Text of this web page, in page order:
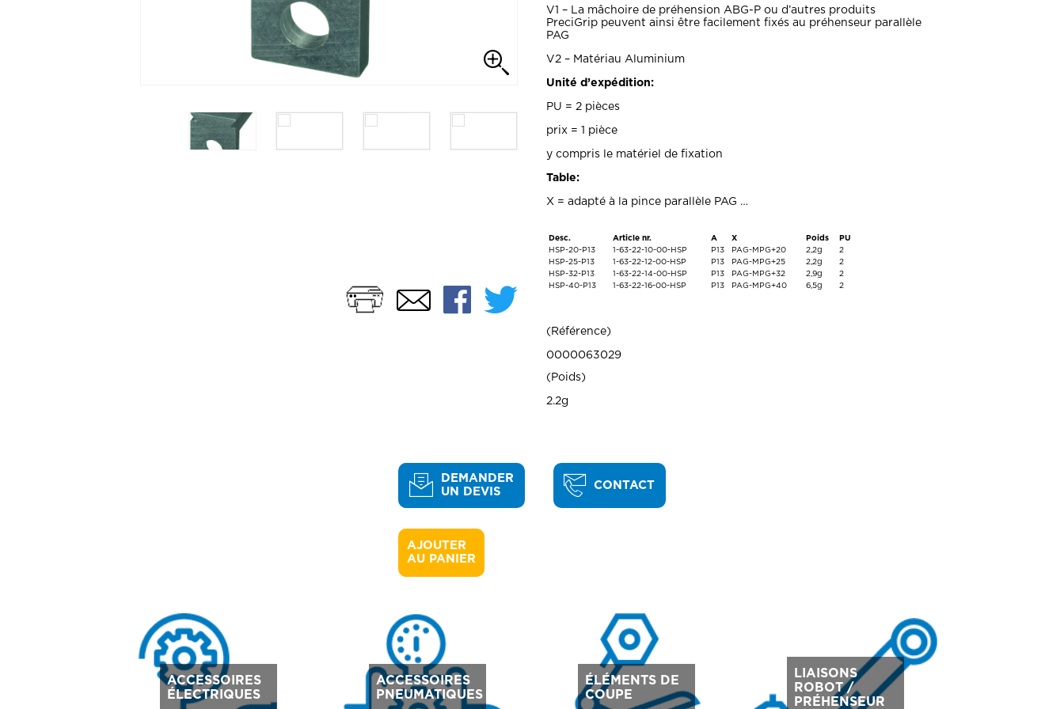
Imprimer
EmailFacebook
Twitter
V1 – La mâchoire de préhension ABG-P ou d’autres produits
PreciGrip peuvent ainsi être facilement fixés au préhenseur parallèle
PAG
V2 – Matériau Aluminium
Unité d’expédition:
PU = 2 pièces
prix = 1 pièce
y compris le matériel de fixation
Table:
X = adapté à la pince parallèle PAG …
Desc. Article nr. A X Poids
PU
HSP-20-P13
1-63-22-10-00-HSP P13 PAG-MPG+20 2,2g
2
HSP-25-P13
1-63-22-12-00-HSP P13 PAG-MPG+25 2,2g
2
HSP-32-P13
1-63-22-14-00-HSP P13 PAG-MPG+32 2,9g
2
HSP-40-P13
1-63-22-16-00-HSP P13 PAG-MPG+40 6,5g 2
Référence
0000063029
Poids
2.2g
DEMANDER
UN DEVIS
AJOUTER
AU PANIER
CONTACT
ACCESSOIRES
ÉLECTRIQUES
ACCESSOIRES
PNEUMATIQUES
ÉLÉMENTS DE
COUPE
LIAISONS
ROBOT /
PRÉHENSEUR